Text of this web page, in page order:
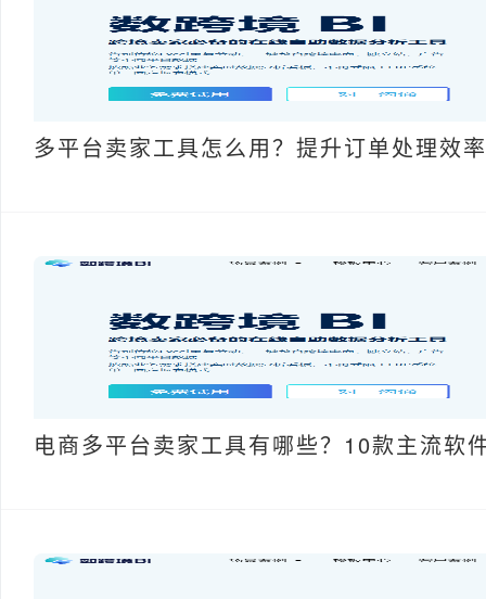
多平台卖家工具怎么用？提升订单处理效
电商多平台卖家工具有哪些？10款主流软